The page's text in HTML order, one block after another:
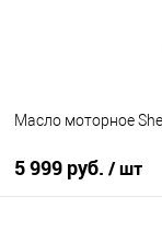
Масло моторное
5 999 руб. / шт